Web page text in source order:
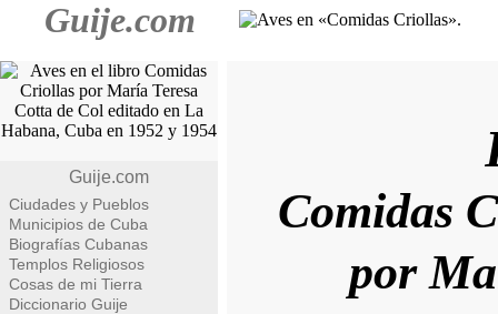
Guije.com
Guije.com
Ciudades y Pueblos
Municipios de Cuba
Biografías Cubanas
Templos Religiosos
Cosas de mi Tierra
Diccionario Guije
Comidas
por